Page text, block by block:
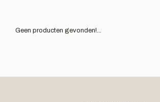
Geen producten gevonden!...